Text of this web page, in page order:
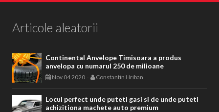
Articole aleatorii
Continental Anvelope Timisoara a produs
anvelopa cu numarul 250 de milioane
Nov 04 2020 - Constantin Hriban
Locul perfect unde puteti gasi si de unde puteti
achizitiona machete auto premium